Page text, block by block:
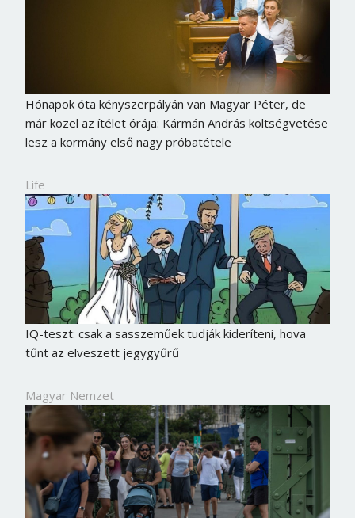
Hónapok óta kényszerpályán van Magyar Péter, de
már közel az ítélet órája: Kármán András költségvetése
lesz a kormány első nagy próbatétele
Life
IQ-teszt: csak a sasszeműek tudják kideríteni, hova
tűnt az elveszett jegygyűrű
Magyar Nemzet